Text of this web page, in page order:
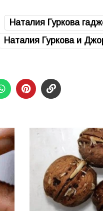
Наталия Гуркова
Наталия Гуркова и